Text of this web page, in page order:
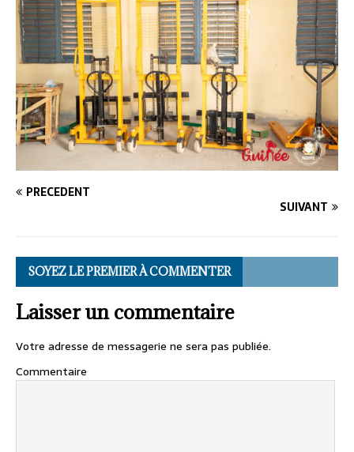
PRÉCÉDENT
SUIVANT
SOYEZ LE PREMIER À COMMENTER
Laisser un commentaire
Votre adresse de messagerie ne sera pas publiée.
Commentaire